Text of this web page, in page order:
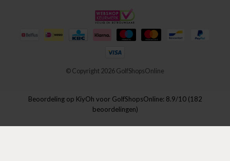
© Copyright 2026 GolfShopsOnline
Beoordeling op KiyOh voor GolfShopsOnline: 8.9/10 (182
beoordelingen)